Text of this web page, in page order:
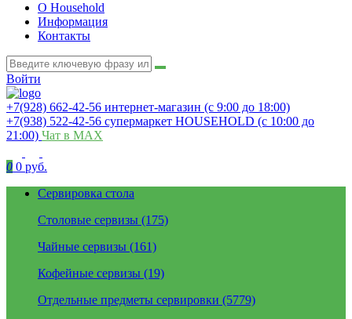
О Household
Информация
Контакты
Войти
+7(928) 662-42-56 интернет-магазин (с 9:00 до 18:00)
+7(938) 522-42-56 супермаркет HOUSEHOLD (с 10:00 до
21:00) Чат в MAX
0 0 руб.
Сервировка стола
Столовые сервизы (175)
Чайные сервизы (161)
Кофейные сервизы (19)
Отдельные предметы сервировки (5779)